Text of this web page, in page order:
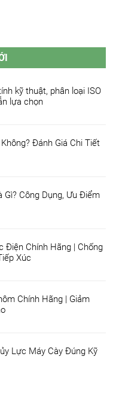
kỹ thuật, phân loại ISO
lựa chọn
Đánh Giá Chi Tiết
Gì? Công Dụng, Ưu Điểm
Điện Chính Hãng | Chống
Xúc
Chính Hãng | Giảm
Lực Máy Cày Đúng Kỹ